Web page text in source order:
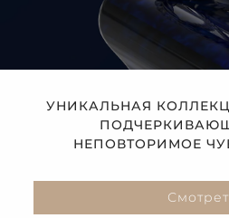
УНИКАЛЬНАЯ
НЕПОВТОРИМОЕ